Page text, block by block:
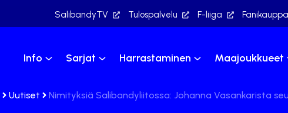
SalibandyTV Tulospalvelu F-liiga Fanikauppa
Info Sarjat Harrastaminen Maajoukkueet
Uutiset Nimityksiä Salibandyliitossa: Johanna Vasankarista